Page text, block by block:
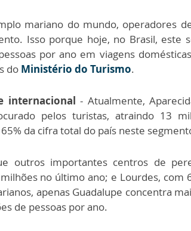
mariano do mundo, operadores
Isso porque hoje, no Brasil, este
por ano em viagens
do Ministério do Turismo.
internacional - Atualmente,
pelos turistas, atraindo 13
da cifra total do país neste
outros importantes centros de
no último ano; e Lourdes, com
apenas Guadalupe concentra
de pessoas por ano.